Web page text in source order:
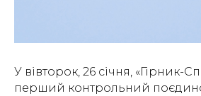
У вівторок, 26 січня, «Гірник-
перший контрольний